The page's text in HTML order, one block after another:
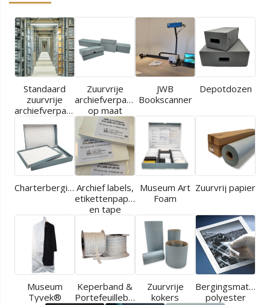
Standaard
zuurvrije
archiefverpakkingen
Zuurvrije
archiefverpakkingen
op maat
JWB
Bookscanner
Depotdozen
Charterbergingen Archief labels,
etikettenpapier
en tape
Museum Art
Foam
Zuurvrij papier
Museum
Tyvek®
Keperband &
Portefeuilleband
Zuurvrije
kokers
polyester